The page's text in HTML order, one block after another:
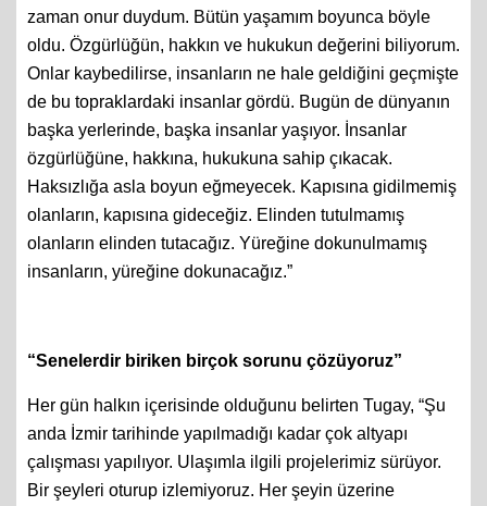
savunan, halkın hakkını savunan biri olmaktan her
zaman onur duydum. Bütün yaşamım boyunca böyle
oldu. Özgürlüğün, hakkın ve hukukun değerini biliyorum.
Onlar kaybedilirse, insanların ne hale geldiğini geçmişte
de bu topraklardaki insanlar gördü. Bugün de dünyanın
başka yerlerinde, başka insanlar yaşıyor. İnsanlar
özgürlüğüne, hakkına, hukukuna sahip çıkacak.
Haksızlığa asla boyun eğmeyecek. Kapısına gidilmemiş
olanların, kapısına gideceğiz. Elinden tutulmamış
olanların elinden tutacağız. Yüreğine dokunulmamış
Her gün halkın içerisinde olduğunu belirten Tugay, “Şu
anda İzmir tarihinde yapılmadığı kadar çok altyapı
çalışması yapılıyor. Ulaşımla ilgili projelerimiz sürüyor.